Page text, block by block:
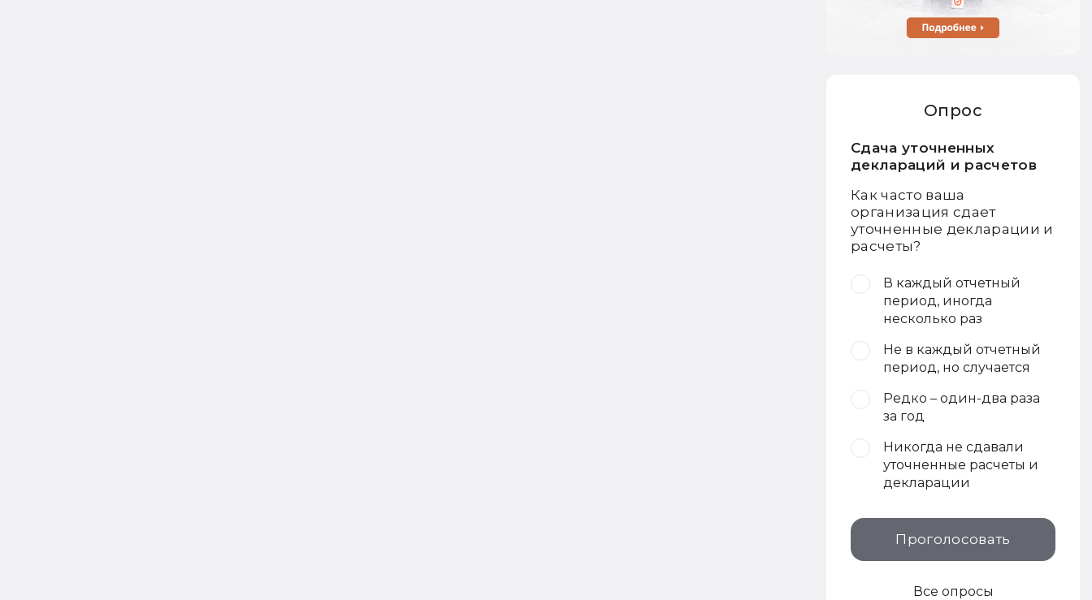
Опрос
Сдача уточненных
деклараций и расчетов
Как часто ваша
организация сдает
уточненные декларации и
расчеты?
В каждый отчетный
период, иногда
несколько раз
Не в каждый отчетный
период, но случается
Редко – один-два раза
за год
Никогда не сдавали
уточненные расчеты и
декларации
Проголосовать
Все опросы